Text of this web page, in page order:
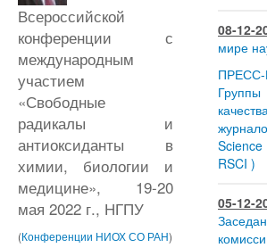
Всероссийской
конференции с
международным
участием
«Свободные
радикалы и
антиоксиданты в
химии, биологии и
медицине», 19-20
мая 2022 г., НГПУ
(Конференции НИОХ СО РАН)
08-12-
мире
RSCI )
05-12-